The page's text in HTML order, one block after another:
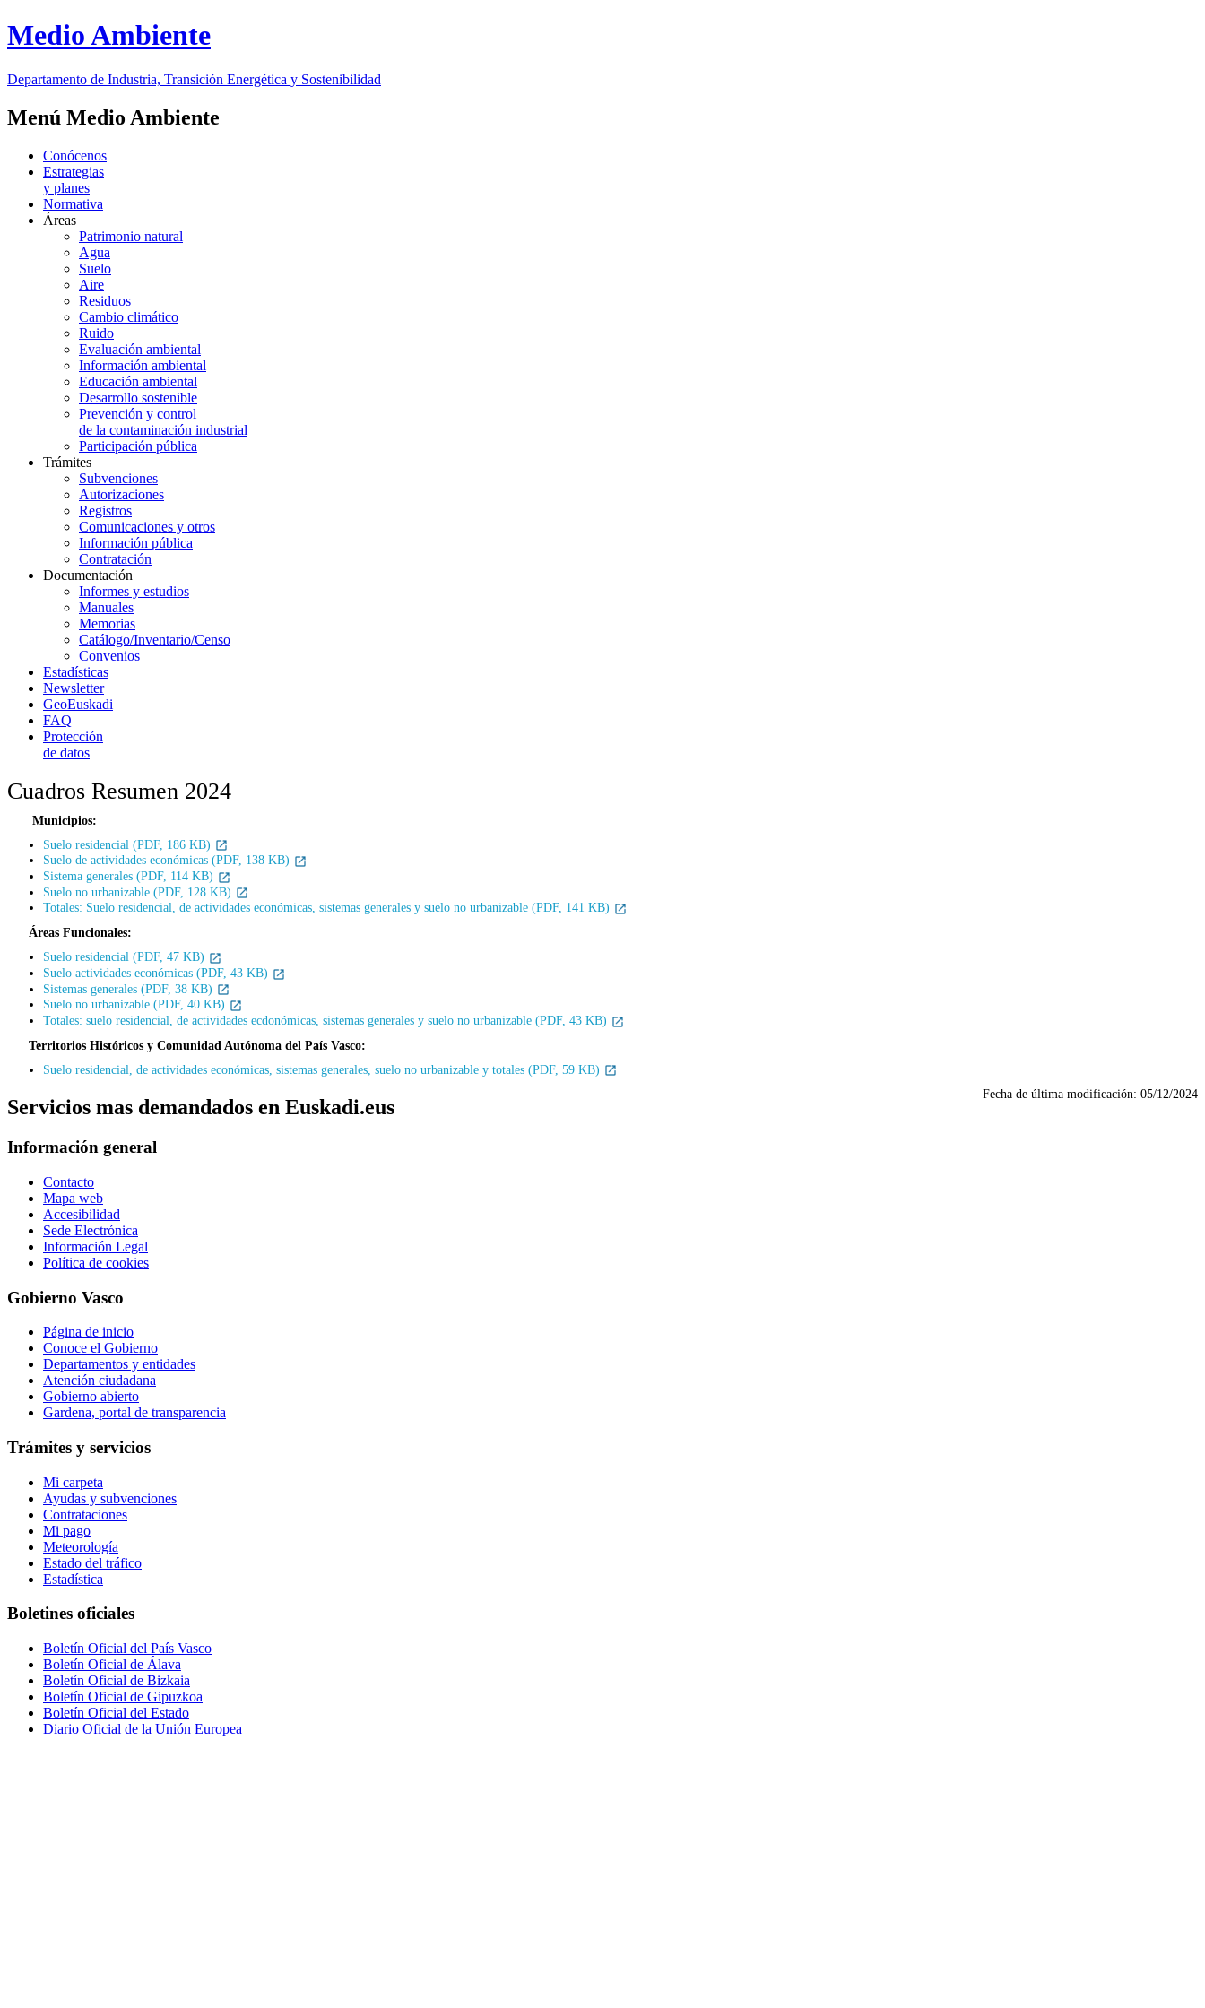
Medio Ambiente
Departamento de Industria, Transición Energética y Sostenibilidad
Menú Medio Ambiente
Conócenos
Estrategias
y planes
Normativa
Áreas
Patrimonio natural
Agua
Suelo
Aire
Residuos
Cambio climático
Ruido
Evaluación ambiental
Información ambiental
Educación ambiental
Desarrollo sostenible
Prevención y control
de la contaminación industrial
Participación pública
Trámites
Subvenciones
Autorizaciones
Registros
Comunicaciones y otros
Información pública
Contratación
Documentación
Informes y estudios
Manuales
Memorias
Catálogo/Inventario/Censo
Convenios
Estadísticas
Newsletter
GeoEuskadi
FAQ
Protección
de datos
Cuadros Resumen 2024
Municipios:
Suelo residencial (PDF, 186 KB)
Suelo de actividades económicas (PDF, 138 KB)
Sistema generales (PDF, 114 KB)
Suelo no urbanizable (PDF, 128 KB)
Totales: Suelo residencial, de actividades económicas, sistemas generales y suelo no urbanizable (PDF, 141 KB)
Áreas Funcionales:
Suelo residencial (PDF, 47 KB)
Suelo actividades económicas (PDF, 43 KB)
Sistemas generales (PDF, 38 KB)
Suelo no urbanizable (PDF, 40 KB)
Totales: suelo residencial, de actividades ecdonómicas, sistemas generales y suelo no urbanizable (PDF, 43 KB)
Territorios Históricos y Comunidad Autónoma del País Vasco:
Suelo residencial, de actividades económicas, sistemas generales, suelo no urbanizable y totales (PDF, 59 KB)
Fecha de última modificación: 05/12/2024
Servicios mas demandados en Euskadi.eus
Información general
Contacto
Mapa web
Accesibilidad
Sede Electrónica
Información Legal
Política de cookies
Gobierno Vasco
Página de inicio
Conoce el Gobierno
Departamentos y entidades
Atención ciudadana
Gobierno abierto
Gardena, portal de transparencia
Trámites y servicios
Mi carpeta
Ayudas y subvenciones
Contrataciones
Mi pago
Meteorología
Estado del tráfico
Estadística
Boletines oficiales
Boletín Oficial del País Vasco
Boletín Oficial de Álava
Boletín Oficial de Bizkaia
Boletín Oficial de Gipuzkoa
Boletín Oficial del Estado
Diario Oficial de la Unión Europea